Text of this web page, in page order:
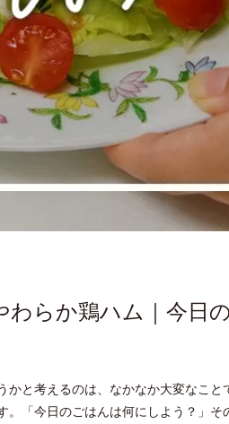
らか鶏ハム｜今日
と考えるのは、なかなか大変なこと
「今日のごはんは何にしよう？」そ